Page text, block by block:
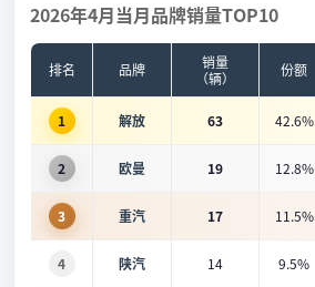
2026年4月当月品牌销量TOP10
排名 品牌
销量
（辆）
份额
1 解放 63 42.6%
2 欧曼 19 12.8%
3 重汽 17 11.5%
4 陕汽 14 9.5%